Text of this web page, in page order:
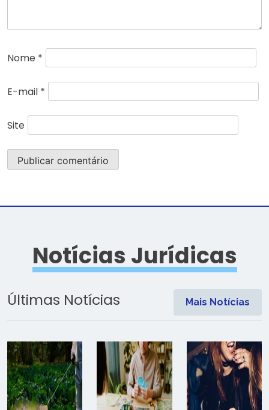
Nome *
E-mail *
Site
Notícias Jurídicas
Últimas Notícias Mais Notícias